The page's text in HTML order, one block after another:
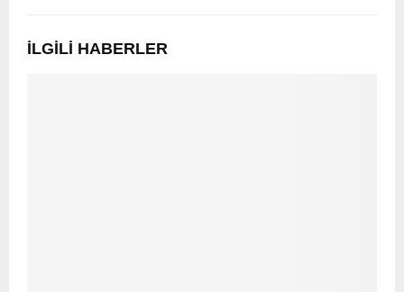
İLGILI HABERLER